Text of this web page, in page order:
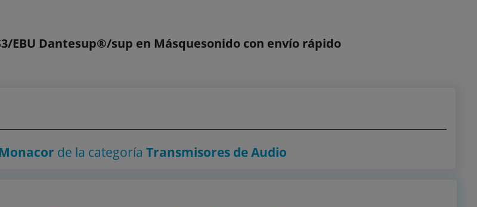
EBU Dantesup®/sup en Másquesonido con envío rápido
Monacor de la categoríaTransmisores de Audio